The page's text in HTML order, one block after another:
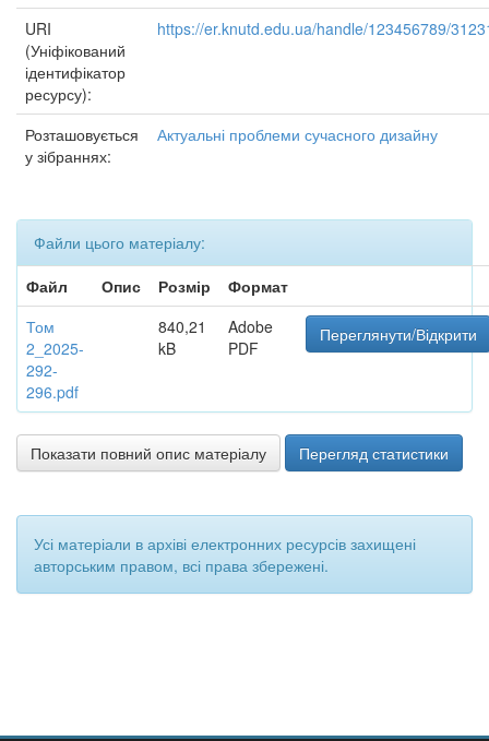
URI
(Уніфікований
ідентифікатор
ресурсу):
https://er.knutd.edu.ua/handle/123456789/
Розташовується
у зібраннях:
Актуальні проблеми сучасного дизайну
Файли цього матеріалу:
Файл
Опис Розмір
Формат
Том
2_2025-
292-
296.pdf
840,21
kB
Adobe
PDF
Переглянути/Відкрити
Показати повний опис матеріалу Перегляд статистики
Усі матеріали в архіві електронних ресурсів захищені
авторським правом, всі права збережені.